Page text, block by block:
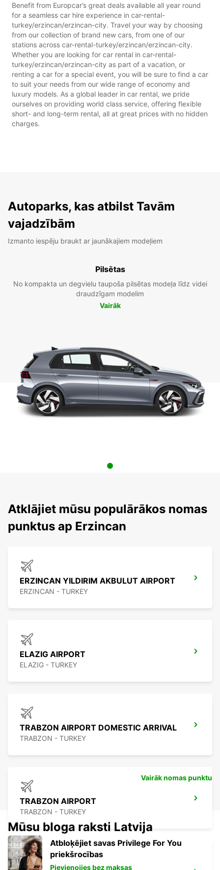
Benefit from Europcar’s great deals available all year round
for a seamless car hire experience in car-rental-
turkey/erzincan/erzincan-city. Travel your way by choosing
from our collection of brand new cars, from one of our
stations across car-rental-turkey/erzincan/erzincan-city.
Whether you are looking for car rental in car-rental-
turkey/erzincan/erzincan-city as part of a vacation, or
renting a car for a special event, you will be sure to find a car
to suit your needs from our wide range of economy and
luxury models. As a global leader in car rental, we pride
ourselves on providing world class service, offering flexible
short- and long-term rental, all at great prices with no hidden
charges.
Autoparks, kas atbilst Tavām
vajadzībām
Izmanto iespēju braukt ar jaunākajiem modeļiem
Pilsētas
No kompakta un degvielu taupoša pilsētas modeļa līdz videi
draudzīgam modelim
Vairāk
Atklājiet mūsu populārākos nomas
punktus ap Erzincan
ERZINCAN YILDIRIM AKBULUT AIRPORT
ERZINCAN - TURKEY
ELAZIG AIRPORT
ELAZIG - TURKEY
TRABZON AIRPORT DOMESTIC ARRIVAL
TRABZON - TURKEY
TRABZON AIRPORT
TRABZON - TURKEY
Vairāk nomas punktu
Mūsu bloga raksti Latvija
Atbloķējiet savas Privilege For You
priekšrocības
Pievienojies bez maksas